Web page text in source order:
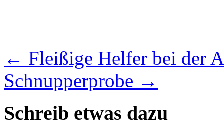
← Fleißige Helfer bei der
Schnupperprobe →
Schreib etwas dazu